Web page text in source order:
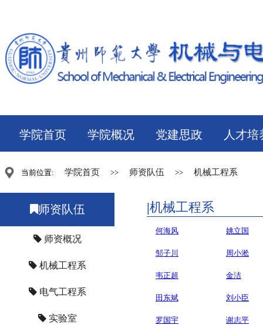
学院首页 学院概况 党建思政 人才培
当前位置: 学院首页 >> 师资队伍 >> 机械工程系
师资队伍
师资概况
机械工程系
电气工程系
实验室
机械工程系
何海风 姚立国
邹子川 周小淞
韦正超 金洁
田东斌 刘小臣
罗国宇 谢志平